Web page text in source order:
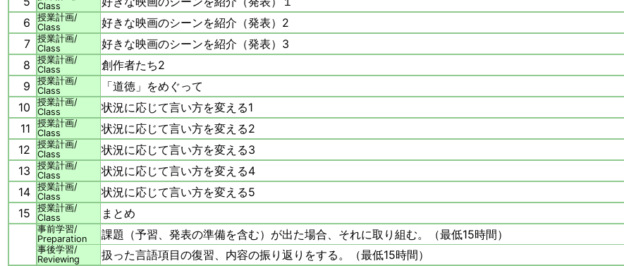
Class
6
授業計画/
Class
好きな映画のシーンを紹介（発表）2
7
授業計画/
Class
好きな映画のシーンを紹介（発表）3
8
授業計画/
Class
創作者たち2
9
授業計画/
Class
「道徳」をめぐって
10
授業計画/
Class
状況に応じて言い方を変える1
11
授業計画/
Class
状況に応じて言い方を変える2
12
授業計画/
Class
状況に応じて言い方を変える3
13
授業計画/
Class
状況に応じて言い方を変える4
14
授業計画/
Class
状況に応じて言い方を変える5
15
授業計画/
Class
まとめ
事前学習/
Preparation
課題（予習、発表の準備を含む）が出た場合、それに取り組む。（最低15時間）
事後学習/
Reviewing
扱った言語項目の復習、内容の振り返りをする。（最低15時間）